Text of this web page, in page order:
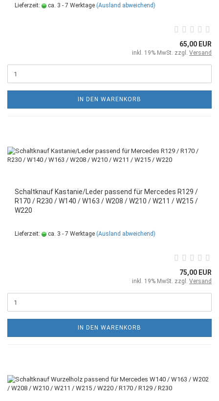
Lieferzeit: ca. 3 - 7 Werktage (Ausland abweichend)
65,00 EUR
inkl. 19% MwSt. zzgl. Versand
IN DEN WARENKORB
Schaltknauf Kastanie/Leder passend für Mercedes R129 /
R170 / R230 / W140 / W163 / W208 / W210 / W211 / W215 /
W220
Lieferzeit: ca. 3 - 7 Werktage (Ausland abweichend)
75,00 EUR
inkl. 19% MwSt. zzgl. Versand
IN DEN WARENKORB